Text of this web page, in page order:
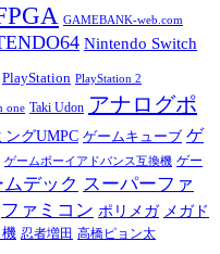
GAMEBANK-web.com
Nintendo Switch
PlayStation PlayStation 2
one Taki Udon アナログポ
ングUMPC ゲームキューブ ゲ
ゲームボーイアドバンス互換機 ゲー
デック スーパーファ
ファミコン ポリメガ メガド
忍者増田 高橋ピョン太